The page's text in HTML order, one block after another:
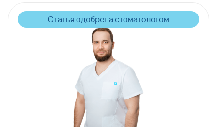
Статья одобрена стоматологом